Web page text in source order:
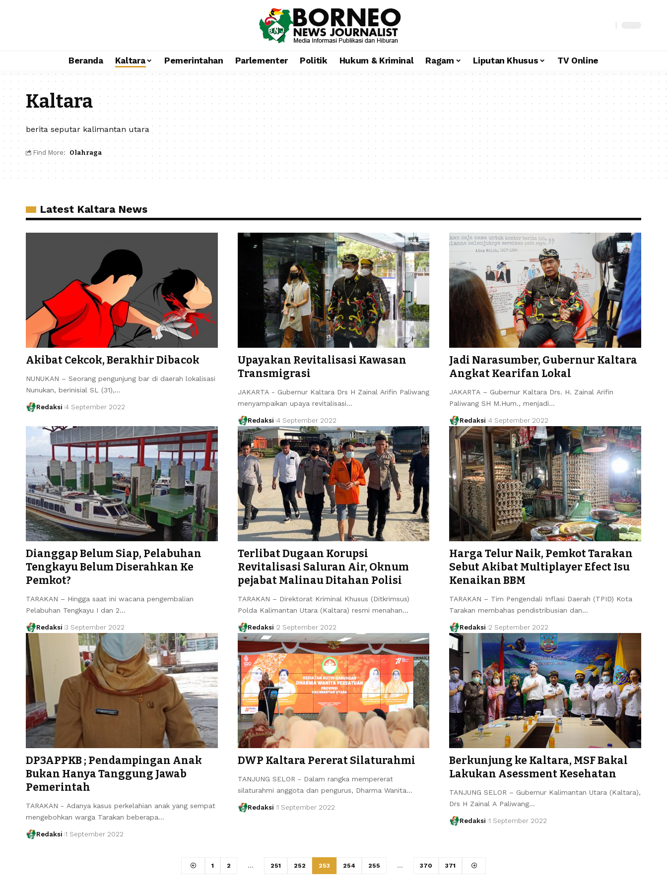
Beranda Kaltara Pemerintahan Parlementer Politik Hukum & Kriminal Ragam Liputan Khusus TV Online
Kaltara
berita seputar kalimantan utara
Find More: Olahraga
Latest Kaltara News
Akibat Cekcok, Berakhir Dibacok
NUNUKAN – Seorang pengunjung bar di daerah lokalisasi
Nunukan, berinisial SL (31),…
Redaksi 4 September 2022
Upayakan Revitalisasi Kawasan
Transmigrasi
JAKARTA - Gubernur Kaltara Drs H Zainal Arifin Paliwang
menyampaikan upaya revitalisasi…
Redaksi 4 September 2022
Jadi Narasumber, Gubernur Kaltara
Angkat Kearifan Lokal
JAKARTA – Gubernur Kaltara Drs. H. Zainal Arifin
Paliwang SH M.Hum., menjadi…
Redaksi 4 September 2022
Dianggap Belum Siap, Pelabuhan
Tengkayu Belum Diserahkan Ke
Pemkot?
TARAKAN – Hingga saat ini wacana pengembalian
Pelabuhan Tengkayu I dan 2…
Redaksi 3 September 2022
Terlibat Dugaan Korupsi
Revitalisasi Saluran Air, Oknum
pejabat Malinau Ditahan Polisi
TARAKAN – Direktorat Kriminal Khusus (Ditkrimsus)
Polda Kalimantan Utara (Kaltara) resmi menahan…
Redaksi 2 September 2022
Harga Telur Naik, Pemkot Tarakan
Sebut Akibat Multiplayer Efect Isu
Kenaikan BBM
TARAKAN – Tim Pengendali Inflasi Daerah (TPID) Kota
Tarakan membahas pendistribusian dan…
Redaksi 2 September 2022
DP3APPKB ; Pendampingan Anak
Bukan Hanya Tanggung Jawab
Pemerintah
TARAKAN - Adanya kasus perkelahian anak yang sempat
mengebohkan warga Tarakan beberapa…
Redaksi 1 September 2022
DWP Kaltara Pererat Silaturahmi
TANJUNG SELOR - Dalam rangka mempererat
silaturahmi anggota dan pengurus, Dharma Wanita…
Redaksi 1 September 2022
Berkunjung ke Kaltara, MSF Bakal
Lakukan Asessment Kesehatan
TANJUNG SELOR – Gubernur Kalimantan Utara (Kaltara),
Drs H Zainal A Paliwang…
Redaksi 1 September 2022
1 2 … 251 252 253 254 255 … 370 371